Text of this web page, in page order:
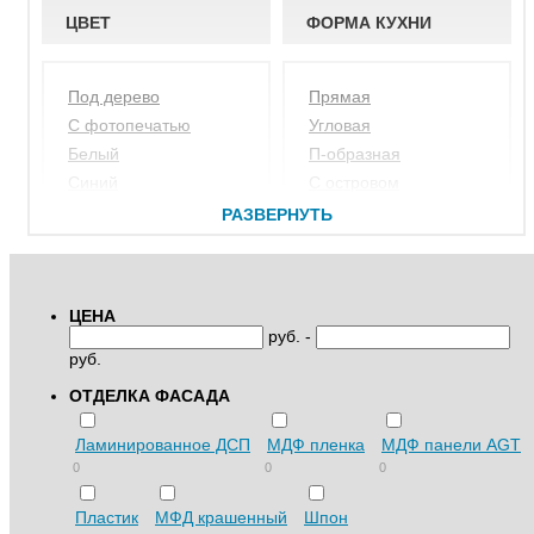
ЦВЕТ
под дерево
с фотопечатью
белый
красный
фиолетовый
коричневый
венге
розовый
ФОРМА КУХНИ
прямая
угловая
п-образная
с барной стойкой
РАЗВЕРНУТЬ
ЦЕНА
руб. -
руб.
ОТДЕЛКА ФАСАДА
Ламинированное ДСП
0
МДФ пленка
0
МДФ панели AGT
0
Пластик МФД крашенный Шпон